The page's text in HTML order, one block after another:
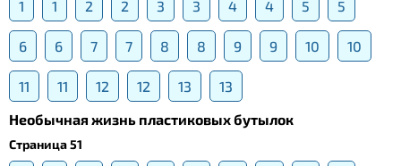
1 1 2 2 3 3 4 4 5 5
6 6 7 7 8 8 9 9 10 10
11 11 12 12 13
13
Необычная жизнь пластиковых бутылок
Страница 51